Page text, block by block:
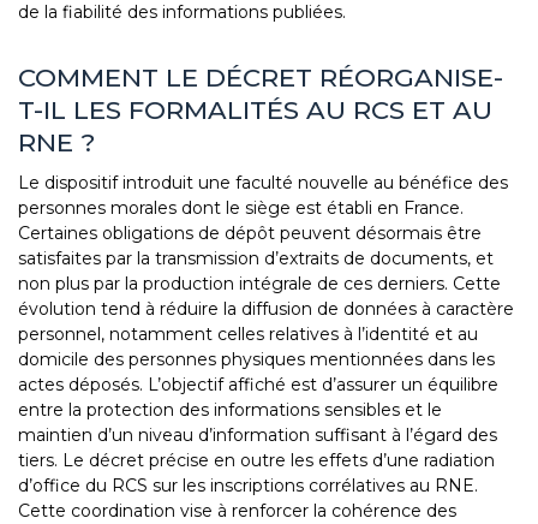
de la fiabilité des informations publiées.
COMMENT LE DÉCRET RÉORGANISE-
T-IL LES FORMALITÉS AU RCS ET AU
RNE ?
Le dispositif introduit une faculté nouvelle au bénéfice des
personnes morales dont le siège est établi en France.
Certaines obligations de dépôt peuvent désormais être
satisfaites par la transmission d’extraits de documents, et
non plus par la production intégrale de ces derniers. Cette
évolution tend à réduire la diffusion de données à caractère
personnel, notamment celles relatives à l’identité et au
domicile des personnes physiques mentionnées dans les
actes déposés. L’objectif affiché est d’assurer un équilibre
entre la protection des informations sensibles et le
maintien d’un niveau d’information suffisant à l’égard des
tiers. Le décret précise en outre les effets d’une radiation
d’office du RCS sur les inscriptions corrélatives au RNE.
Cette coordination vise à renforcer la cohérence des